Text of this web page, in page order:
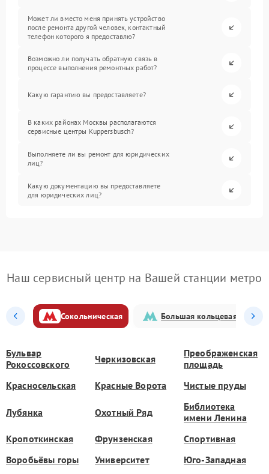
Может ли вместо меня принять устройство
после ремонта другой человек, контактный
телефон которого я предоставлю?
Возможно ли получать обратную связь в
процессе выполнения ремонтных работ?
Какую гарантию вы предоставляете?
В каких районах Москвы располагаются
сервисные центры Kuppersbusch?
Выполняете ли вы ремонт для юридических
лиц?
Какую документацию вы предоставляете
для юридических лиц?
Наш сервисный центр на Вашей станции метро
Сокольническая Большая кольцевая
Бульвар
Рокоссовского
Черкизовская
Преображенская
площадь
Красносельская
Красные Ворота Чистые пруды
Лубянка Охотный Ряд
Библиотека
имени Ленина
Кропоткинская
Фрунзенская
Спортивная
Воробьёвы горы
Университет
Юго-Западная